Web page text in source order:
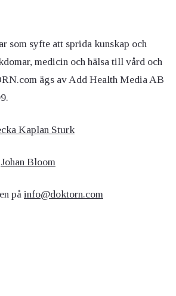
som syfte att sprida kunskap och
medicin och hälsa till vård och
ägs av Add Health Media AB
Kaplan Sturk
Johan Bloom
på info@doktorn.com